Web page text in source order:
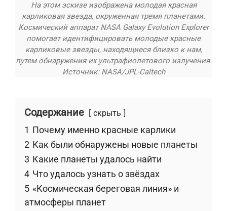
На этом эскизе изображена молодая красная
карликовая звезда, окруженная тремя планетами.
Космический аппарат NASA Galaxy Evolution Explorer
помогает идентифицировать молодые красные
карликовые звезды, находящиеся близко к нам,
путем обнаружения их ультрафиолетового излучения.
Источник: NASA/JPL-Caltech
Содержание скрыть
1 Почему именно красные карлики
2 Как были обнаружены новые планеты
3 Какие планеты удалось найти
4 Что удалось узнать о звёздах
5 «Космическая береговая линия» и
атмосферы планет